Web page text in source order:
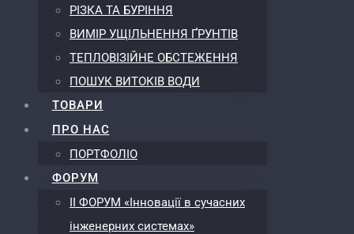
РІЗКА ТА БУРІННЯ
ВИМІР УЩІЛЬНЕННЯ ҐРУНТІВ
ТЕПЛОВІЗІЙНЕ ОБСТЕЖЕННЯ
ПОШУК ВИТОКІВ ВОДИ
ТОВАРИ
ПРО НАС
ПОРТФОЛІО
ФОРУМ
ІІ ФОРУМ «Інновації в сучасних
інженерних системах»